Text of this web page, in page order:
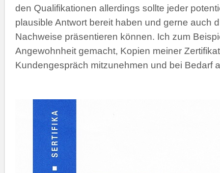
den Qualifikationen allerdings sollte jeder
plausible Antwort bereit haben und gerne auch
Nachweise präsentieren können. Ich zum
Angewohnheit gemacht, Kopien meiner
Kundengespräch mitzunehmen und bei Bedarf